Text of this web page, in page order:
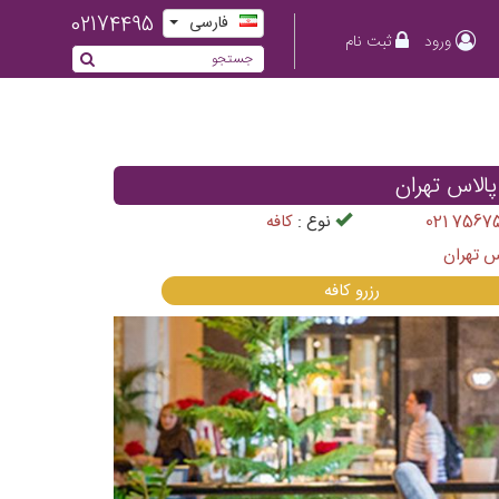
ورود ثبت نام
فارسی 02174495
تهران
021 نوع :كافه
رزرو كافه
Previous